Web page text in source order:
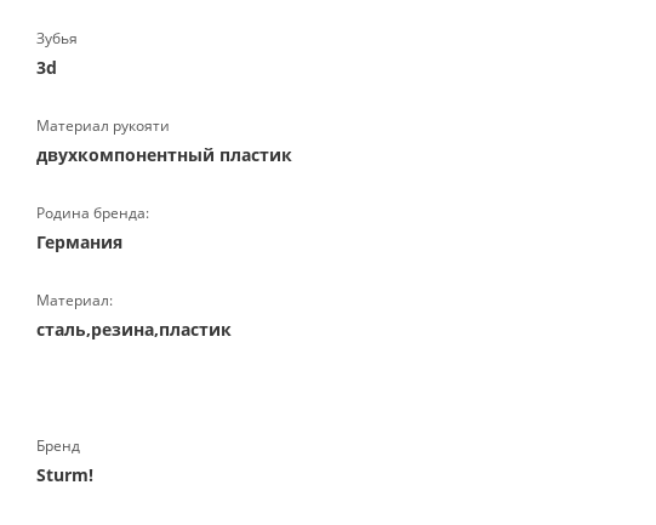
Зубья
3d
Материал рукояти
двухкомпонентный пластик
Родина бренда:
Германия
Материал:
сталь,резина,пластик
Бренд
Sturm!